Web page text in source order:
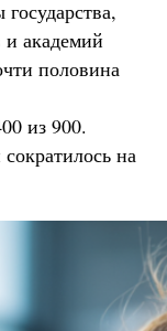
академий
половина
из 900.
на